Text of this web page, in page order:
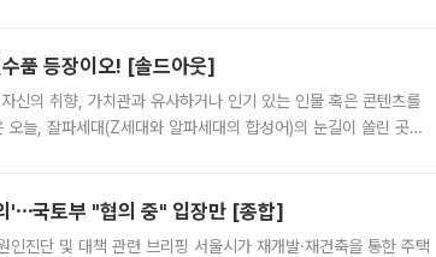
품 등장이오! [솔드아웃]
신의 취향, 가치관과 유사하거나 인기 있는 인물 혹은 콘텐츠를
늘, 잘파세대(Z세대와 알파세대의 합성어)의 눈길이 쏠린 곳은
'⋯국토부 "협의 중" 입장만 [종합]
인진단 및 대책 관련 브리핑 서울시가 재개발·재건축을 통한 주택